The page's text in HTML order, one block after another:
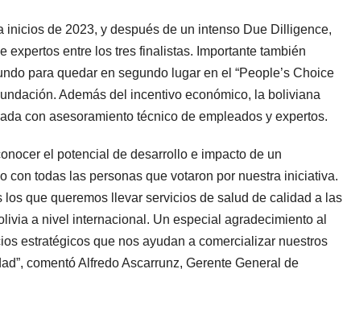
de 2023, y después de un intenso Due Dilligence,
expertos entre los tres finalistas. Importante también
para quedar en segundo lugar en el “People’s Choice
Además del incentivo económico, la boliviana
con asesoramiento técnico de empleados y expertos.
el potencial de desarrollo e impacto de un
todas las personas que votaron por nuestra iniciativa.
que queremos llevar servicios de salud de calidad a las
a nivel internacional. Un especial agradecimiento al
estratégicos que nos ayudan a comercializar nuestros
comentó Alfredo Ascarrunz, Gerente General de